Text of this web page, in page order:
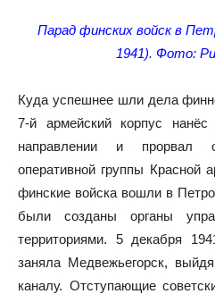
Парад финских войск в
1941). Фото:
Куда успешнее шли дела
7-й армейский корпус
направлении и прорвал
оперативной группы Красной
финские войска вошли в
были созданы органы
территориями. 5 декабря
заняла Медвежьегорск,
каналу. Отступающие